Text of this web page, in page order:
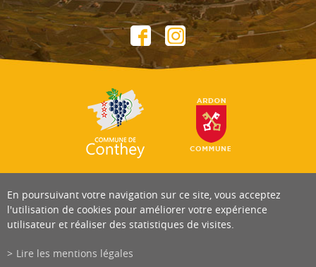
En poursuivant votre navigation sur ce site, vous acceptez
l'utilisation de cookies pour améliorer votre expérience
utilisateur et réaliser des statistiques de visites.
Lire les mentions légales